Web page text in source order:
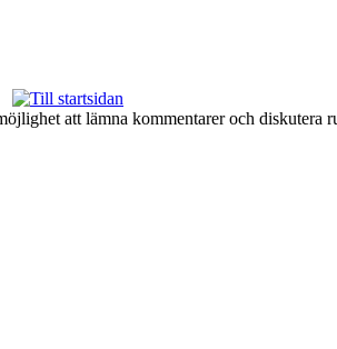
att lämna kommentarer och diskutera